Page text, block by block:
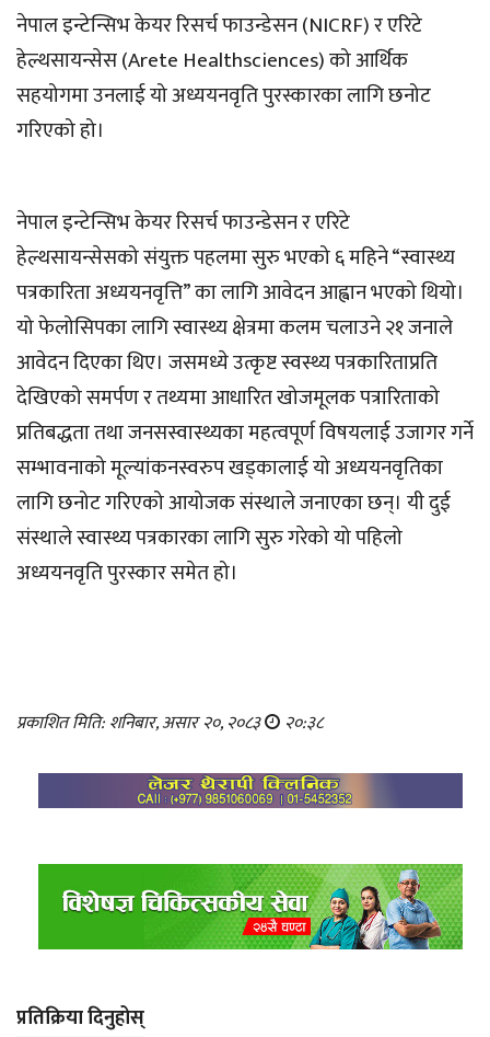
नेपाल इन्टेन्सिभ केयर रिसर्च फाउन्डेसन (NICRF) र एरिटे
हेल्थसायन्सेस (Arete Healthsciences) को आर्थिक
सहयोगमा उनलाई यो अध्ययनवृति पुरस्कारका लागि छनोट
गरिएको हो।
नेपाल इन्टेन्सिभ केयर रिसर्च फाउन्डेसन र एरिटे
हेल्थसायन्सेसको संयुक्त पहलमा सुरु भएको ६ महिने “स्वास्थ्य
पत्रकारिता अध्ययनवृत्ति” का लागि आवेदन आह्वान भएको थियो।
यो फेलोसिपका लागि स्वास्थ्य क्षेत्रमा कलम चलाउने २१ जनाले
आवेदन दिएका थिए। जसमध्ये उत्कृष्ट स्वस्थ्य पत्रकारिताप्रति
देखिएको समर्पण र तथ्यमा आधारित खोजमूलक पत्रारिताको
प्रतिबद्धता तथा जनसस्वास्थ्यका महत्वपूर्ण विषयलाई उजागर गर्ने
सम्भावनाको मूल्यांकनस्वरुप खड्कालाई यो अध्ययनवृतिका
लागि छनोट गरिएको आयोजक संस्थाले जनाएका छन्। यी दुई
संस्थाले स्वास्थ्य पत्रकारका लागि सुरु गरेको यो पहिलो
अध्ययनवृति पुरस्कार समेत हो।
प्रकाशित मिति: शनिबार, असार २०, २०८३ २०:३८
प्रतिक्रिया दिनुहोस्